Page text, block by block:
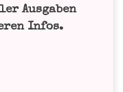
Aus­ga­ben
Infos.